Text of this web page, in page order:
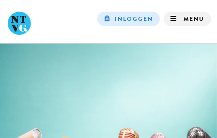
INLOGGEN MENU